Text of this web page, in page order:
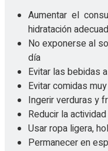
Aumentar el
hidratación
No exponerse al
día
Evitar las bebidas
Evitar comidas
Ingerir verduras y
Reducir la
Usar ropa ligera,
Permanecer en